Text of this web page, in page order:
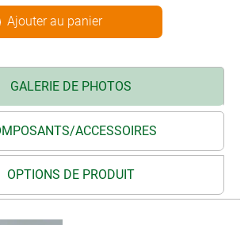
Ajouter au panier
GALERIE DE PHOTOS
ACCESSOIRES
OPTIONS DE PRODUIT